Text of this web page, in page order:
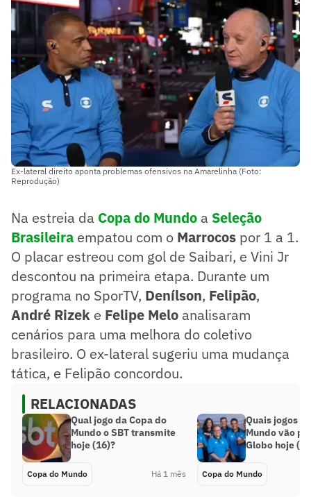
Ex-lateral direito aponta problemas ofensivos na Amarelinha (Foto:
Reprodução)
Na estreia da Copa do Mundo a Seleção
Brasileira empatou com o Marrocos por 1 a 1.
O placar estreou com gol de Saibari, e Vini Jr
descontou na primeira etapa. Durante um
programa no SporTV, Denílson, Felipão,
André Rizek e Felipe Melo analisaram
cenários para uma melhora do coletivo
brasileiro. O ex-lateral sugeriu uma mudança
tática, e Felipão concordou.
RELACIONADAS
Qual jogo da Copa do
Mundo o SBT transmite
hoje (16)?
Copa do Mundo Há 1 mês
Quais jogos
Mundo vão
Globo hoje
Copa do Mundo